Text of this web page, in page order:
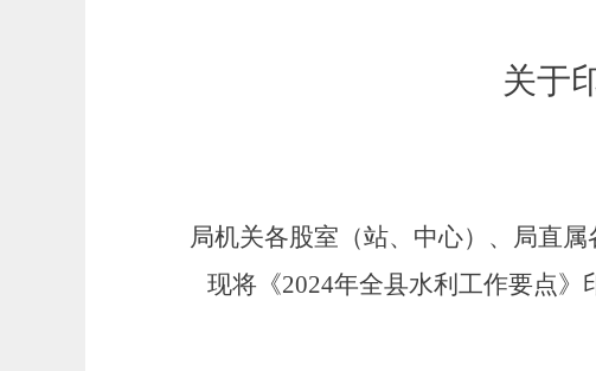
关于
局机关各股室（站、中心）、局直属
现将《2024年全县水利工作要点》